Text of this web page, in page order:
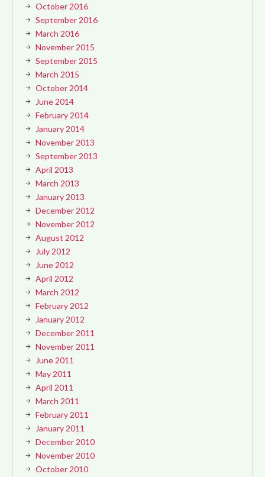
October 2016
September 2016
March 2016
November 2015
September 2015
March 2015
October 2014
June 2014
February 2014
January 2014
November 2013
September 2013
April 2013
March 2013
January 2013
December 2012
November 2012
August 2012
July 2012
June 2012
April 2012
March 2012
February 2012
January 2012
December 2011
November 2011
June 2011
May 2011
April 2011
March 2011
February 2011
January 2011
December 2010
November 2010
October 2010